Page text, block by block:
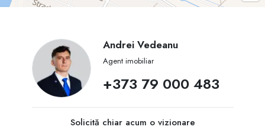
Andrei Vedeanu
Agent imobiliar
+373 79 000 483
Solicită chiar acum o vizionare